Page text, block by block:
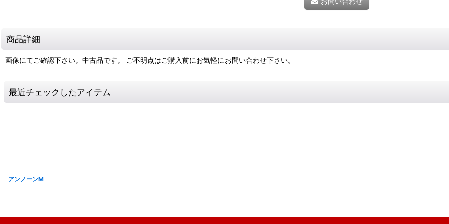
商品詳細
画像にてご確認下さい。中古品です。 ご不明点はご購入前にお気軽にお問い合わせ下さい。
最近チェックしたアイテム
アンノーンM